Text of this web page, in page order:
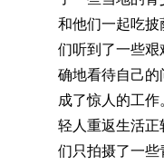
和他们一起吃
们听到了一些
确地看待自己
成了惊人的工
轻人重返生活
们只拍摄了一